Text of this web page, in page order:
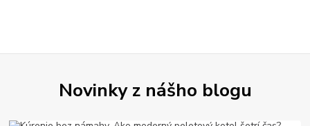
Novinky z nášho blogu